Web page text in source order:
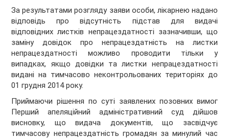
За результатами розгляду заяви особи, лікарнею надано
відповідь про відсутність підстав для видачі
відповідних листків непрацездатності зазначивши, що
заміну довідок про непрацездатність на листки
непрацездатності можливо проводити тільки у
випадках, якщо довідки та листки непрацездатності
видані на тимчасово неконтрольованих територіях до
01 грудня 2014 року.
Приймаючи рішення по суті заявлених позовних вимог
Перший апеляційний адміністративний суд дійшов
висновку, що видача документів, що засвідчує
тимчасову непрацездатність громадян за минулий час